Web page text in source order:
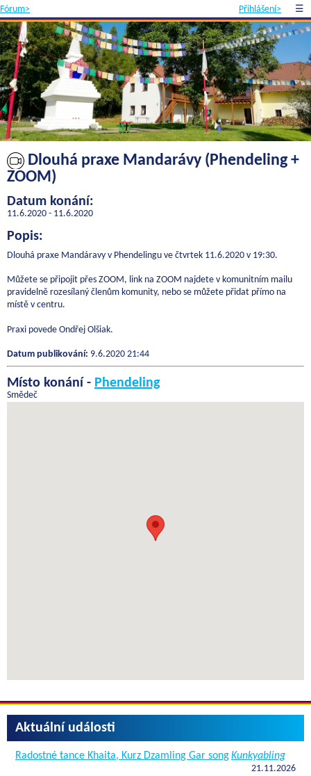
Fórum> Přihlášení> ☰
Dlouhá praxe Mandarávy (Phendeling +
ZOOM)
Datum konání:
11.6.2020 - 11.6.2020
Popis:
Dlouhá praxe Mandáravy v Phendelingu ve čtvrtek 11.6.2020 v 19:30.
Můžete se připojit přes ZOOM, link na ZOOM najdete v komunitním mailu
pravidelně rozesílaný členům komunity, nebo se můžete přidat přímo na
místě v centru.
Praxi povede Ondřej Olšiak.
Datum publikování: 9.6.2020 21:44
Místo konání - Phendeling
Smědeč
Aktuální události
Radostné tance Khaita, Kurz Dzamling Gar songKunkyabling
21.11.2026